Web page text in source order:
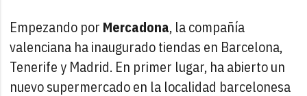
Empezando por Mercadona, la compañía
valenciana ha inaugurado tiendas en Barcelona,
Tenerife y Madrid. En primer lugar, ha abierto un
nuevo supermercado en la localidad barcelonesa